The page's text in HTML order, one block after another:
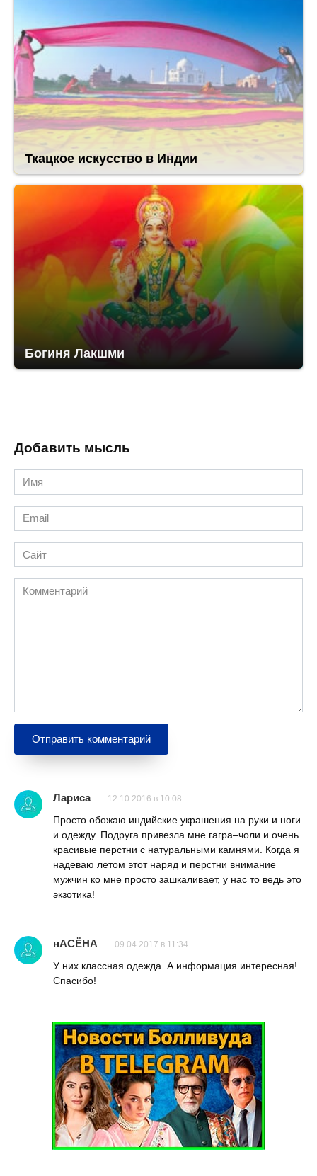
Ткацкое искусство в Индии
Богиня Лакшми
Добавить мысль
Имя
*
Email
*
Сайт
Комментарий
Лариса 12.10.2016 в 10:08
Просто обожаю индийские украшения на руки и ноги
и одежду. Подруга привезла мне гагра–чоли и очень
красивые перстни с натуральными камнями. Когда я
надеваю летом этот наряд и перстни внимание
мужчин ко мне просто зашкаливает, у нас то ведь это
экзотика!
нАСЁНА 09.04.2017 в 11:34
У них классная одежда. А информация интересная!
Спасибо!